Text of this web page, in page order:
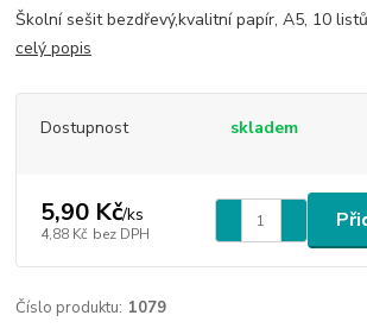
Školní sešit bezdřevý,kvalitní papír, A5, 10
celý popis
Dostupnost skladem
5,90 Kč/ks
4,88 Kč bez DPH
Číslo produktu: 1079